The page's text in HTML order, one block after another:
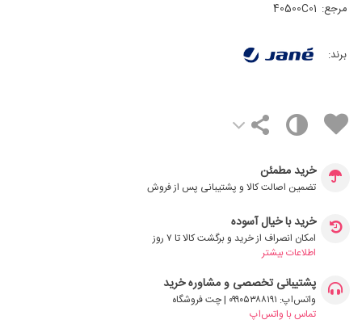
مرجع: 40500C01
برند:
خرید مطمئن
تضمین اصالت کالا و پشتیبانی پس از فروش
خرید با خیال آسوده
امکان انصراف از خرید و برگشت کالا تا ۷ روز
اطلاعات بیشتر
پشتیبانی تخصصی و مشاوره خرید
واتس‌اپ: ۰۹۹۰۵۳۸۸۱۹۱ | چت فروشگاه
تماس با واتس‌اپ